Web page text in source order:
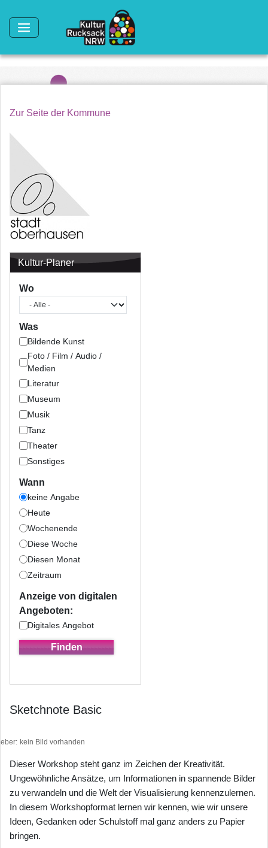
Zur Seite der Kommune
Kultur-Planer
Wo
Was
Bildende Kunst
Foto / Film / Audio /
Medien
Literatur
Museum
Musik
Tanz
Theater
Sonstiges
Wann
keine Angabe
Heute
Wochenende
Diese Woche
Diesen Monat
Zeitraum
Anzeige von digitalen
Angeboten:
Digitales Angebot
Sketchnote Basic
kein Bild vorhanden
Dieser Workshop steht ganz im Zeichen der Kreativität.
Ungewöhnliche Ansätze, um Informationen in spannende Bilder
zu verwandeln und die Welt der Visualisierung kennenzulernen.
In diesem Workshopformat lernen wir kennen, wie wir unsere
Ideen, Gedanken oder Schulstoff mal ganz anders zu Papier
bringen.